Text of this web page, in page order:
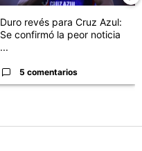
Duro revés para Cruz Azul:
Se confirmó la peor noticia
...
5 comentarios